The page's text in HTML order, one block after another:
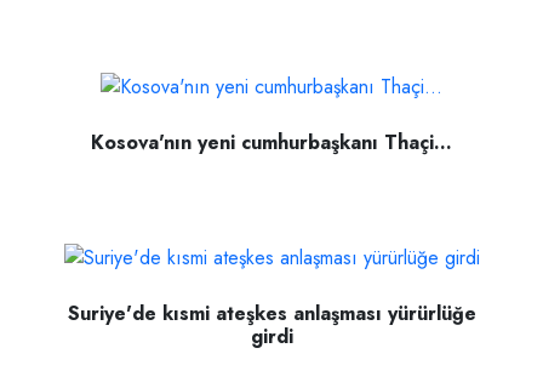
Kosova'nın yeni cumhurbaşkanı Thaçi...
Suriye'de kısmi ateşkes anlaşması yürürlüğe
girdi